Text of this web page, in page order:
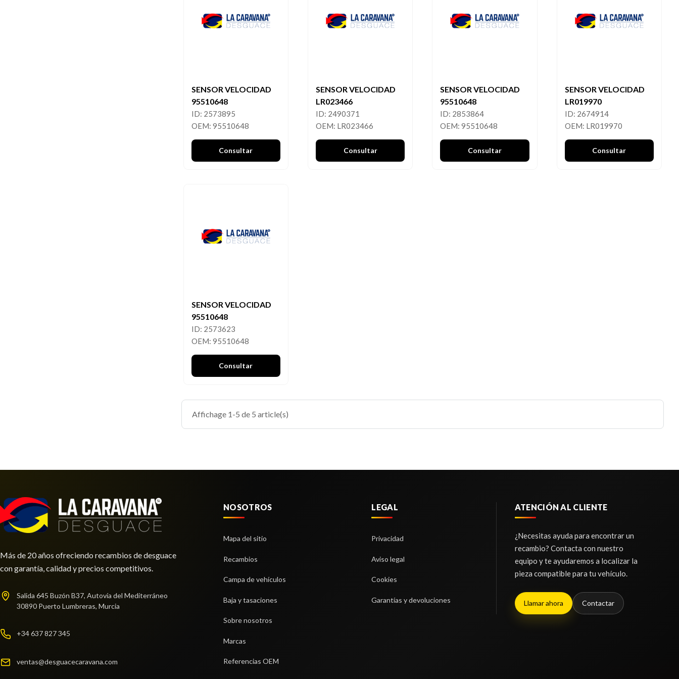
SENSOR VELOCIDAD
95510648
ID: 2573895
OEM: 95510648
Consultar
SENSOR VELOCIDAD
LR023466
ID: 2490371
OEM: LR023466
Consultar
SENSOR VELOCIDAD
95510648
ID: 2853864
OEM: 95510648
Consultar
SENSOR VELOCIDAD
LR019970
ID: 2674914
OEM: LR019970
Consultar
SENSOR VELOCIDAD
95510648
ID: 2573623
OEM: 95510648
Consultar
Affichage 1-5 de 5 article(s)
Más de 20 años ofreciendo recambios de desguace
con garantía, calidad y precios competitivos.
Salida 645 Buzón B37, Autovía del Mediterráneo
30890 Puerto Lumbreras, Murcia
+34 637 827 345
ventas@desguacecaravana.com
NOSOTROS
Mapa del sitio
Recambios
Campa de vehículos
Baja y tasaciones
Sobre nosotros
Marcas
Referencias OEM
LEGAL
Privacidad
Aviso legal
Cookies
Garantías y devoluciones
ATENCIÓN AL CLIENTE
¿Necesitas ayuda para encontrar un
recambio? Contacta con nuestro
equipo y te ayudaremos a localizar la
pieza compatible para tu vehículo.
Llamar ahora Contactar